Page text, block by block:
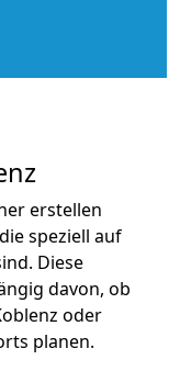
erstellen
speziell auf
Diese
davon, ob
oder
planen.